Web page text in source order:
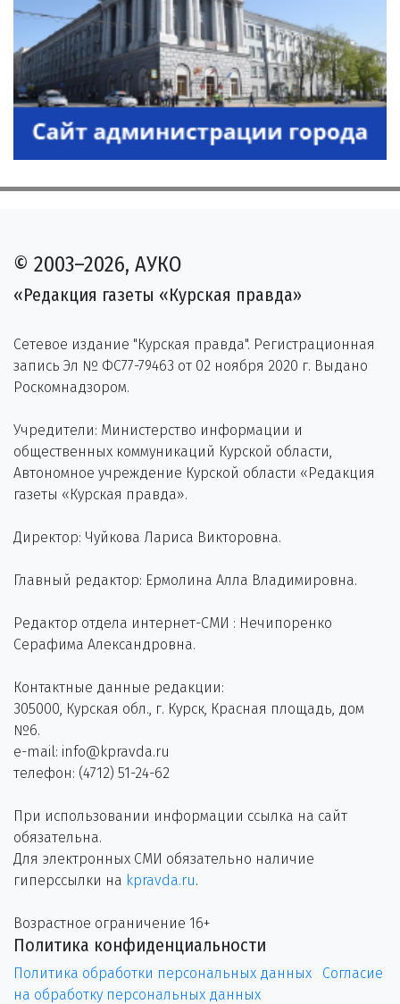
© 2003–2026, АУКО
«Редакция газеты «Курская правда»
Сетевое издание "Курская правда". Регистрационная
запись Эл № ФС77-79463 от 02 ноября 2020 г. Выдано
Роскомнадзором.
Учредители: Министерство информации и
общественных коммуникаций Курской области,
Автономное учреждение Курской области «Редакция
газеты «Курская правда».
Директор: Чуйкова Лариса Викторовна.
Главный редактор: Ермолина Алла Владимировна.
Редактор отдела интернет-СМИ : Нечипоренко
Серафима Александровна.
Контактные данные редакции:
305000, Курская обл., г. Курск, Красная площадь, дом
№6.
e-mail: info@kpravda.ru
телефон: (4712) 51-24-62
При использовании информации ссылка на сайт
обязательна.
Для электронных СМИ обязательно наличие
гиперссылки на kpravda.ru.
Возрастное ограничение 16+
Политика конфиденциальности
Политика обработки персональных данных
Согласие
на обработку персональных данных